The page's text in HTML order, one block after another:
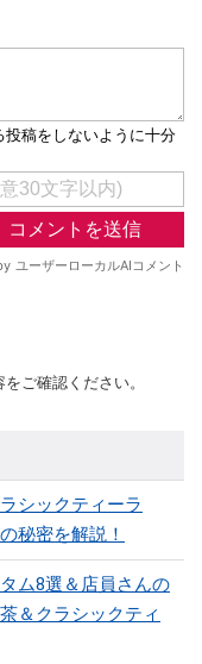
ご確認ください。
シックティーラ
秘密を解説！
ム8選＆店員さんの
＆クラシックティ